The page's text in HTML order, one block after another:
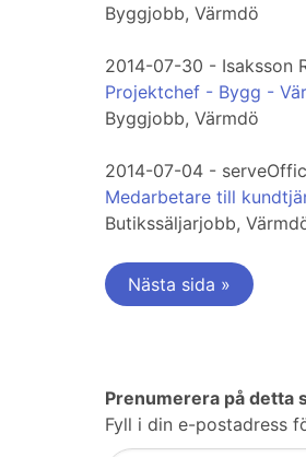
Byggjobb, Värmdö
2014-07-30 - Isaksson
Projektchef - Bygg -
Byggjobb, Värmdö
2014-07-04 -
Medarbetare till
Butikssäljarjobb,
Nästa sida »
Prenumerera på detta
Fyll i din e-postadress